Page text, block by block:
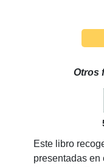
Otros
Este libro
presentadas en